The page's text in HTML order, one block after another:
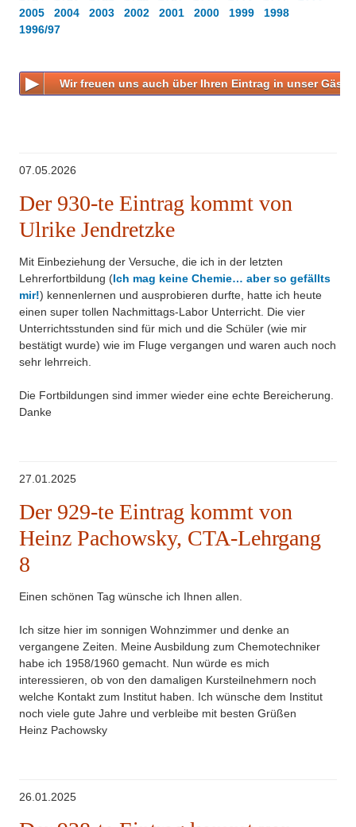
Besonderheiten
Eduthek
Newsletter für Ehemalige
Hinweise zum Datenschutz
2005
2004 2003 2002 2001 2000 1999
1998
1996/97
Wir freuen uns auch über Ihren Eintrag in unser
07.05.2026
Der 930-te Eintrag kommt von
Ulrike Jendretzke
Mit Einbeziehung der Versuche, die ich in der letzten
Lehrerfortbildung (Ich mag keine Chemie… aber so gefällts
mir!) kennenlernen und ausprobieren durfte, hatte ich heute
einen super tollen Nachmittags-Labor Unterricht. Die vier
Unterrichtsstunden sind für mich und die Schüler (wie mir
bestätigt wurde) wie im Fluge vergangen und waren auch noch
sehr lehrreich.
Die Fortbildungen sind immer wieder eine echte Bereicherung.
Danke
27.01.2025
Der 929-te Eintrag kommt von
Heinz Pachowsky, CTA-Lehrgang
8
Einen schönen Tag wünsche ich Ihnen allen.
Ich sitze hier im sonnigen Wohnzimmer und denke an
vergangene Zeiten. Meine Ausbildung zum Chemotechniker
habe ich 1958/1960 gemacht. Nun würde es mich
interessieren, ob von den damaligen Kursteilnehmern noch
welche Kontakt zum Institut haben. Ich wünsche dem Institut
noch viele gute Jahre und verbleibe mit besten Grüßen
Heinz Pachowsky
26.01.2025